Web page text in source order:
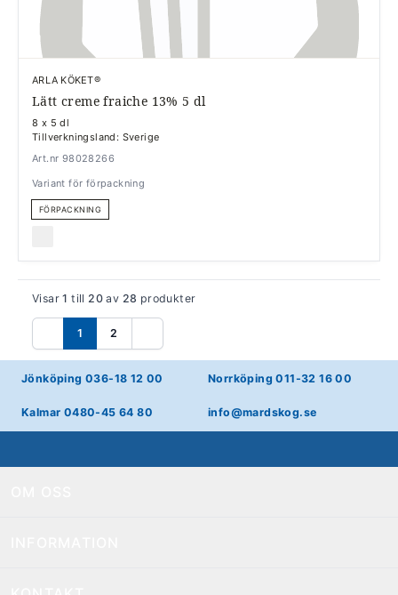
ARLA KÖKET®
Lätt creme fraiche 13% 5 dl
8 x 5 dl
Tillverkningsland: Sverige
Art.nr 98028266
Variant för förpackning
FÖRPACKNING
Visar1 till20 av 28 produkter
Föregående
1 2
Nästa
Jönköping 036-18 12 00 Norrköping 011-32 16 00
Kalmar 0480-45 64 80 info@mardskog.se